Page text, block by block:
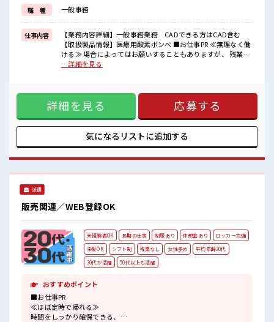
≪未経験の方も大カンゲイ≫
新しいことにチャレンジするのは不安だけど、
しっかり働く環境が整っています！
イチからスキルUP・ステップUP目指していきましょう！
■職場の雰囲気
少人数でアットホームな雰囲気の職場！
ロッカーあり！
安心してお仕事に集中♪
職 種 一般事務
仕事内容
【業務内容詳細】一般事務業務 CADできる方はCAD含む
【取扱製品情報】医療用酸素ボンベ ■お仕事PR ≪無理なく働
ける≫ 場合によってはお願いすることもありますが、 残業は
ほとんどナシ！ ≪完全週休二日制≫ 週末は家族や友人と一緒
きやすい制服アリ≫ 制服があるので、 毎日の服装の悩み解消
♪ ≪未経験の方も大カンゲイ≫ 新しいことにチャレンジする
のは不安だけど、 しっかり働く環境が整っています！ イチか
らスキルUP・ステップUP目指していきましょう！ ■職場の
雰囲気 少人数でアットホームな雰囲気の職場！ 明るすぎたり
奇抜過ぎなければヘアカラーOK！ 休憩室でホッと一息リフレ
…詳細を見る
詳細を見る 応募する
気になるリストに追加する
派遣
販売関連／WEB登録OK
未経験者OK 長期の仕事 制服あり 休憩室あり
ロッカー完備
染髪OK
シフト制 残業なし 女性多め
平均年齢20代
30代が活躍
50代以上も活躍
おすすめポイント
■お仕事PR
≪ほぼ定時で帰れる≫
時間をしっかり確保できる、